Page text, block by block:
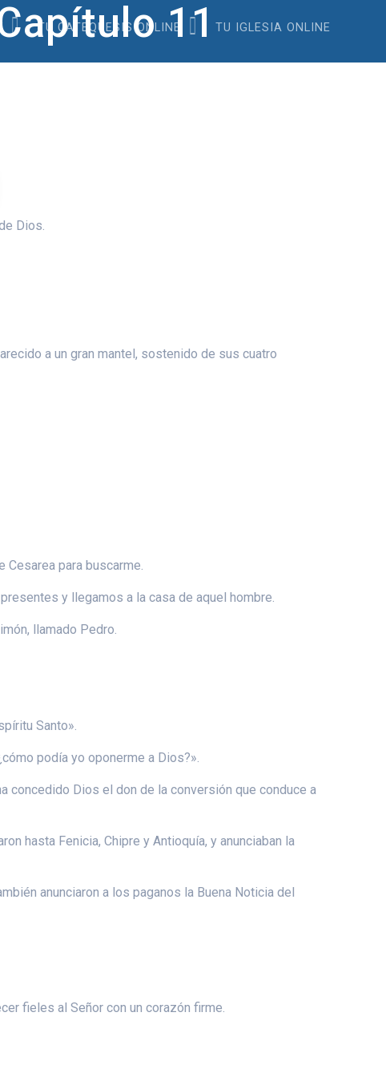
TU CATEQUESIS ONLINE TU IGLESIA ONLINE
11
Dios.
a un gran mantel, sostenido de sus cuatro
para buscarme.
y llegamos a la casa de aquel hombre.
llamado Pedro.
Santo».
podía yo oponerme a Dios?».
concedido Dios el don de la conversión que conduce a
hasta Fenicia, Chipre y Antioquía, y anunciaban la
anunciaron a los paganos la Buena Noticia del
fieles al Señor con un corazón firme.